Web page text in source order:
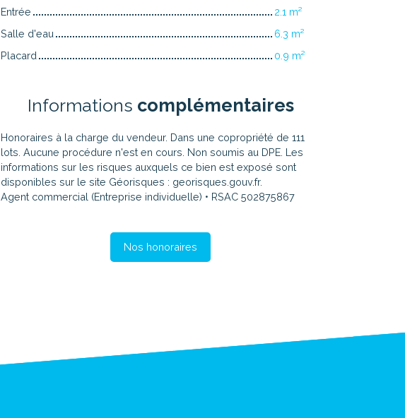
Entrée
2.1 m²
Salle d'eau
6.3 m²
Placard
0.9 m²
Informations complémentaires
Honoraires à la charge du vendeur. Dans une copropriété de 111
lots. Aucune procédure n'est en cours. Non soumis au DPE. Les
informations sur les risques auxquels ce bien est exposé sont
disponibles sur le site Géorisques : georisques.gouv.fr.
Agent commercial (Entreprise individuelle) • RSAC 502875867
Nos honoraires